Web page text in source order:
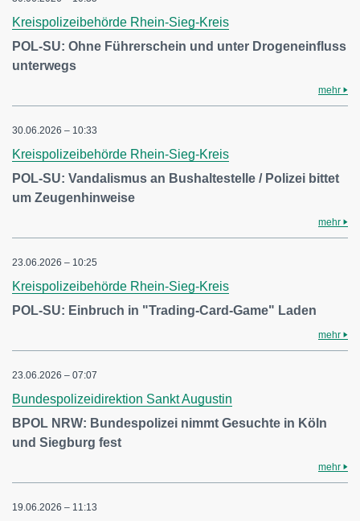
Kreispolizeibehörde Rhein-Sieg-Kreis
POL-SU: Ohne Führerschein und unter Drogeneinfluss
unterwegs
mehr
30.06.2026 – 10:33
Kreispolizeibehörde Rhein-Sieg-Kreis
POL-SU: Vandalismus an Bushaltestelle / Polizei bittet
um Zeugenhinweise
mehr
23.06.2026 – 10:25
Kreispolizeibehörde Rhein-Sieg-Kreis
POL-SU: Einbruch in "Trading-Card-Game" Laden
mehr
23.06.2026 – 07:07
Bundespolizeidirektion Sankt Augustin
BPOL NRW: Bundespolizei nimmt Gesuchte in Köln
und Siegburg fest
mehr
19.06.2026 – 11:13